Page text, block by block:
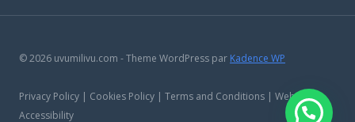
© 2026 uvumilivu.com - Theme WordPress par Kadence WP
Privacy Policy | Cookies Policy | Terms and Conditions | Website
Accessibility